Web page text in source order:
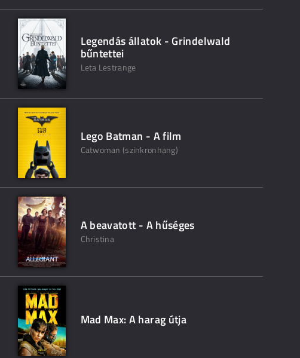
Legendás állatok - Grindelwald
bűntettei
Leta Lestrange
Lego Batman - A film
Catwoman (szinkronhang)
A beavatott - A hűséges
Christina
Mad Max: A harag útja